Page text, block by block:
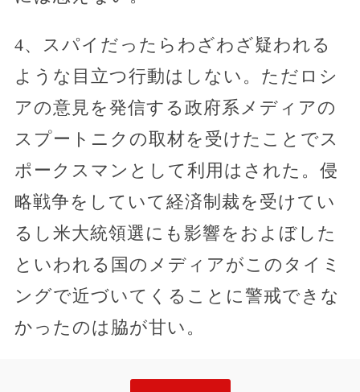
4、スパイだったらわざわざ疑われる
ような目立つ行動はしない。ただロシ
アの意見を発信する政府系メディアの
スプートニクの取材を受けたことでス
ポークスマンとして利用はされた。侵
略戦争をしていて経済制裁を受けてい
るし米大統領選にも影響をおよぼした
といわれる国のメディアがこのタイミ
ングで近づいてくることに警戒できな
かったのは脇が甘い。